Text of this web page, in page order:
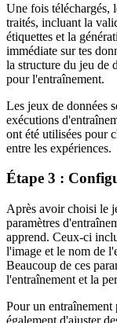
Une fois téléchargés,
traités, incluant la
étiquettes et la
immédiate sur tes
la structure du jeu de
pour l'entraînement.
Les jeux de données
exécutions
ont été utilisées pour
entre les expériences.
Étape 3 :
Après avoir choisi le
paramètres
apprend. Ceux-ci
l'image et le nom de
Beaucoup de ces
l'entraînement et la
Pour un
également d'ajuster